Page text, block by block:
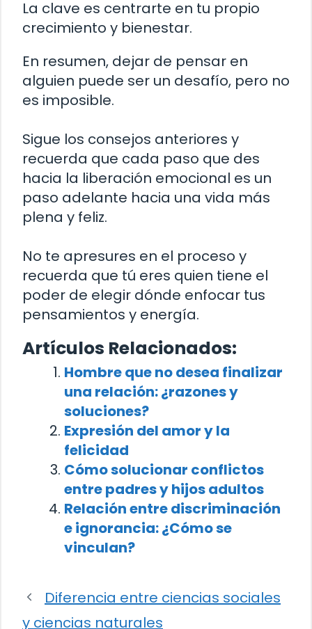
La clave es centrarte en tu propio
crecimiento y bienestar.
En resumen, dejar de pensar en
alguien puede ser un desafío, pero no
es imposible.
Sigue los consejos anteriores y
recuerda que cada paso que des
hacia la liberación emocional es un
paso adelante hacia una vida más
plena y feliz.
No te apresures en el proceso y
recuerda que tú eres quien tiene el
poder de elegir dónde enfocar tus
pensamientos y energía.
Artículos Relacionados:
Hombre que no desea finalizar
una relación: ¿razones y
soluciones?
Expresión del amor y la
felicidad
Cómo solucionar conflictos
entre padres y hijos adultos
Relación entre discriminación
e ignorancia: ¿Cómo se
vinculan?
Diferencia entre ciencias sociales
y ciencias naturales